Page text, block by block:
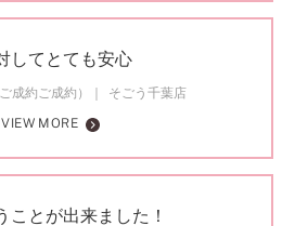
してとても安心
成約ご成約）
そごう千葉店
VIEW MORE
ことが出来ました！